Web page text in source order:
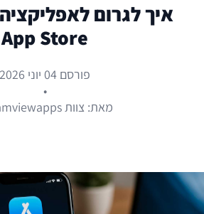
איך לגרום
App Store
פורסם 04 יוני 2026
•
מאת: צוות Dreamviewapps